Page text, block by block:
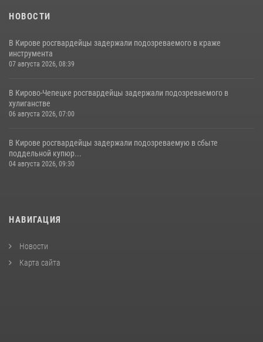
НОВОСТИ
В Кирове росгвардейцы задержали подозреваемого в краже
инструмента
07 августа 2026, 08:39
В Кирово-Чепецке росгвардейцы задержали подозреваемого в
хулиганстве
06 августа 2026, 07:00
В Кирове росгвардейцы задержали подозреваемую в сбыте
поддельной купюр...
04 августа 2026, 09:30
НАВИГАЦИЯ
Новости
Карта сайта